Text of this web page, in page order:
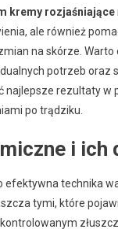
kremy rozjaśniające
ale również
na skórze. Warto
potrzeb oraz
najlepsze rezultaty w
po trądziku.
i ich
efektywna technika
tymi, które